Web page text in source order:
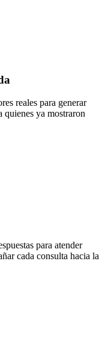
reales para generar
quienes ya mostraron
para atender
cada consulta hacia la